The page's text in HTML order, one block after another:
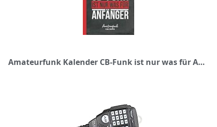
Amateurfunk Kalender CB-Funk ist nur was für Anfänger: für Antennen-Liebhaber (Funktechnik Zubehör, Band 1)